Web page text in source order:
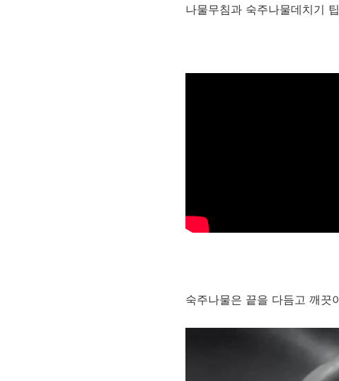
나물무침과 숙주나물데치기
숙주나물은 끝을 다듬고 깨끗